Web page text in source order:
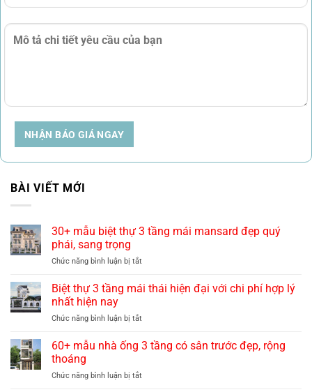
NHẬN BÁO GIÁ NGAY
BÀI VIẾT MỚI
30+ mẫu biệt thự 3 tầng mái mansard đẹp quý
phái, sang trọng
Chức năng bình luận bị tắtở
mẫu
3
mái
quý
Biệt thự 3 tầng mái thái hiện đại với chi phí hợp lý
nhất hiện nay
Chức năng bình luận bị tắtở
thự
mái
60+ mẫu nhà ống 3 tầng có sân trước đẹp, rộng
thoáng
Chức năng bình luận bị tắtở